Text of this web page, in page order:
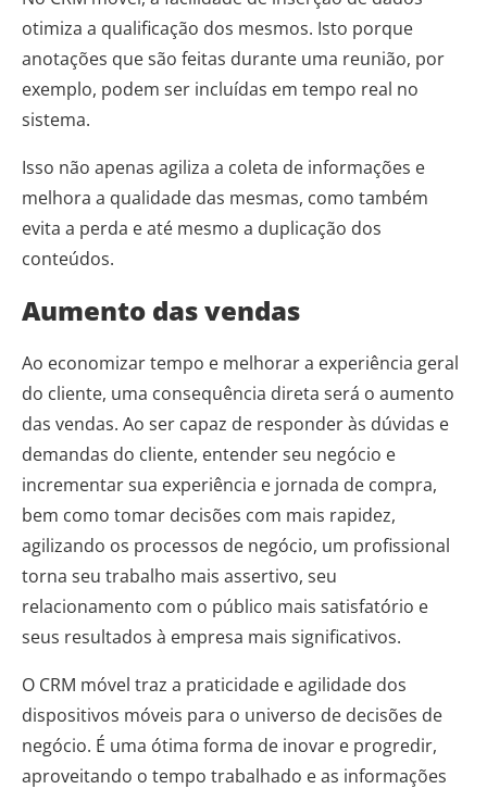
otimiza a qualificação dos mesmos. Isto porque
anotações que são feitas durante uma reunião, por
exemplo, podem ser incluídas em tempo real no
sistema.
Isso não apenas agiliza a coleta de informações e
melhora a qualidade das mesmas, como também
evita a perda e até mesmo a duplicação dos
conteúdos.
Aumento das vendas
Ao economizar tempo e melhorar a experiência geral
do cliente, uma consequência direta será o aumento
das vendas. Ao ser capaz de responder às dúvidas e
demandas do cliente, entender seu negócio e
incrementar sua experiência e jornada de compra,
bem como tomar decisões com mais rapidez,
agilizando os processos de negócio, um profissional
torna seu trabalho mais assertivo, seu
relacionamento com o público mais satisfatório e
seus resultados à empresa mais significativos.
O CRM móvel traz a praticidade e agilidade dos
dispositivos móveis para o universo de decisões de
negócio. É uma ótima forma de inovar e progredir,
aproveitando o tempo trabalhado e as informações